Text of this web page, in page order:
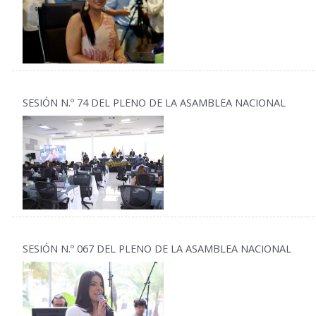
SESIÓN N.º 74 DEL PLENO DE LA ASAMBLEA NACIONAL
SESIÓN N.º 067 DEL PLENO DE LA ASAMBLEA NACIONAL